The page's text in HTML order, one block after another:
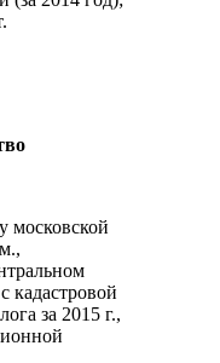
московской
кадастровой
за 2015 г.,